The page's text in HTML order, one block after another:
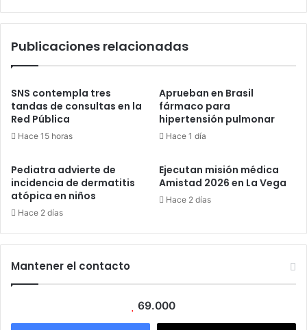
Publicaciones relacionadas
SNS contempla tres
tandas de consultas en la
Red Pública
Hace 15 horas
Aprueban en Brasil
fármaco para
hipertensión pulmonar
Hace 1 día
Pediatra advierte de
incidencia de dermatitis
atópica en niños
Hace 2 días
Ejecutan misión médica
Amistad 2026 en La Vega
Hace 2 días
Mantener el contacto
69.000